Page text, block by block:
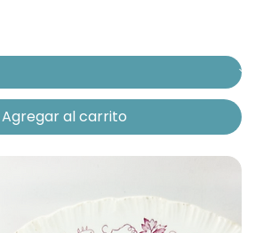
Agregar al carrito